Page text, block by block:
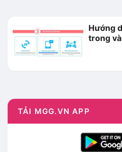
Hướng
trong
TẢI MGG.VN APP